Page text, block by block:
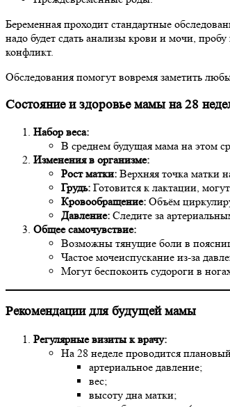
Беременная проходит стандартные
надо будет сдать анализы крови и мочи,
конфликт.
Обследования помогут вовремя заметить
Состояние и здоровье мамы на 28
Набор веса:
В среднем будущая мама на этом
Изменения в организме:
Рост матки: Верхняя точка матки
Грудь: Готовится к лактации,
Кровообращение: Объём
Давление: Следите за
Общее самочувствие:
Возможны тянущие боли в
Частое мочеиспускание из-за
Могут беспокоить судороги в
Рекомендации для будущей мамы
Регулярные визиты к врачу:
На 28 неделе проводится
артериальное давление;
вес;
высоту дна матки;